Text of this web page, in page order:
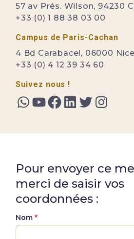
57 av Prés. Wilson, 94230
+33 (0) 1 88 38 03 00
Campus de Paris-Cachan
4 Bd Carabacel, 06000 Nice
+33 (0) 4 12 39 34 60
Suivez nous !
Pour envoyer ce
merci de saisir vos
coordonnées :
Nom